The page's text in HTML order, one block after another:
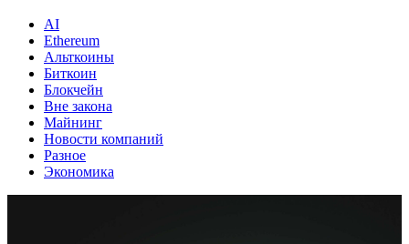
AI
Ethereum
Альткоины
Биткоин
Блокчейн
Вне закона
Майнинг
Новости компаний
Разное
Экономика